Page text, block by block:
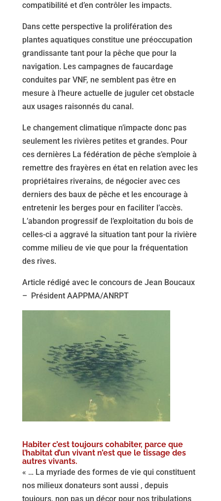
compatibilité et d’en contrôler les impacts.
Dans cette perspective la prolifération des
plantes aquatiques constitue une préoccupation
grandissante tant pour la pêche que pour la
navigation. Les campagnes de faucardage
conduites par VNF, ne semblent pas être en
mesure à l’heure actuelle de juguler cet obstacle
aux usages raisonnés du canal.
Le changement climatique n’impacte donc pas
seulement les rivières petites et grandes. Pour
ces dernières La fédération de pêche s’emploie à
remettre des frayères en état en relation avec les
propriétaires riverains, de négocier avec ces
derniers des baux de pêche et les encourage à
entretenir les berges pour en faciliter l’accès.
L’abandon progressif de l’exploitation du bois de
celles-ci a aggravé la situation tant pour la rivière
comme milieu de vie que pour la fréquentation
des rives.
Article rédigé avec le concours de Jean Boucaux
– Président AAPPMA/ANRPT
Habiter c’est toujours cohabiter, parce que
l’habitat d’un vivant n’est que le tissage des
autres vivants.
« … La myriade des formes de vie qui constituent
nos milieux donateurs sont aussi , depuis
toujours, non pas un décor pour nos tribulations